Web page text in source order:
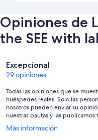
Opiniones de
the SEE with
Opiniones
Excepcional
29 opiniones
Todas las opiniones que se
huéspedes reales. Solo las
nosotros pueden enviar su
nuestras pautas y las
Más información
Se